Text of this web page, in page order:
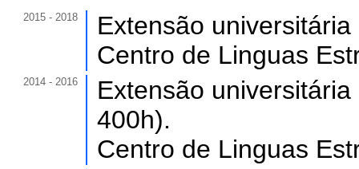
2015 - 2018
Extensão
Centro de Linguas
2014 - 2016
Extensão
400h).
Centro de Linguas